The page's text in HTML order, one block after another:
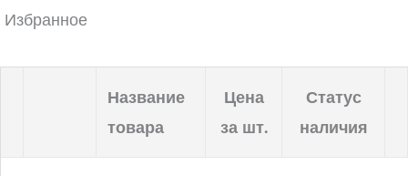
Избранное
Название
товара
Цена
за шт.
Статус
наличия